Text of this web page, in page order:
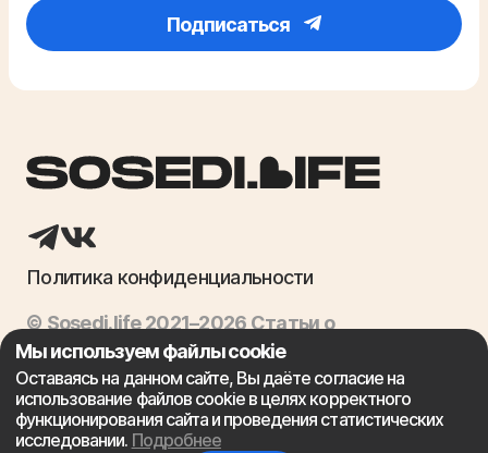
Подписаться
Политика конфиденциальности
© Sosedi.life 2021–2026 Статьи о
недвижимости, ипотека, продажа квартир
Сайт не является финансовой организацией и предоставляет
лишь посреднические консультационные услуги, связанные с
ипотекой. Выдачей ипотечных кредитов занимаются
Мы используем файлы cookie
Оставаясь на данном сайте, Вы даёте согласие на
использование файлов cookie в целях корректного
функционирования сайта и проведения статистических
исследовании. Подробнее